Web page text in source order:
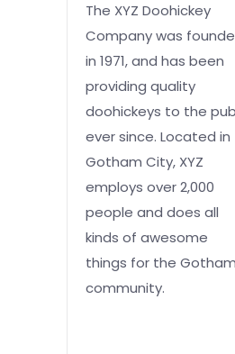
The XYZ Doohickey
Company was
in 1971, and has been
providing quality
doohickeys to the
ever since. Located in
Gotham City, XYZ
employs over 2,000
people and does all
kinds of awesome
things for the Gotham
community.